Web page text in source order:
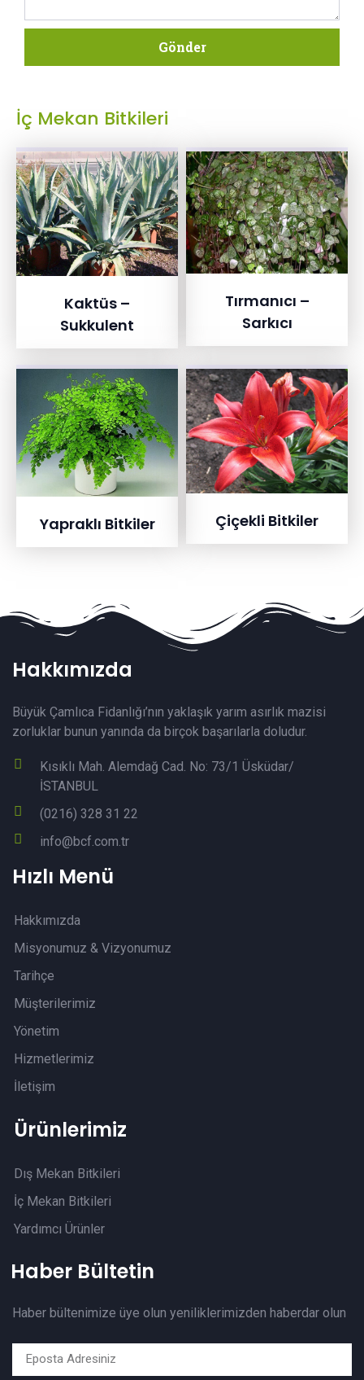
Gönder
İç Mekan Bitkileri
Kaktüs –
Sukkulent
Tırmanıcı –
Sarkıcı
Yapraklı Bitkiler Çiçekli Bitkiler
Hakkımızda
Büyük Çamlıca Fidanlığı’nın yaklaşık yarım asırlık mazisi
zorluklar bunun yanında da birçok başarılarla doludur.
Kısıklı Mah. Alemdağ Cad. No: 73/1 Üsküdar/
İSTANBUL
(0216) 328 31 22
info@bcf.com.tr
Hızlı Menü
Hakkımızda
Misyonumuz & Vizyonumuz
Tarihçe
Müşterilerimiz
Yönetim
Hizmetlerimiz
İletişim
Ürünlerimiz
Dış Mekan Bitkileri
İç Mekan Bitkileri
Yardımcı Ürünler
Haber Bültetin
Haber bültenimize üye olun yeniliklerimizden haberdar olun